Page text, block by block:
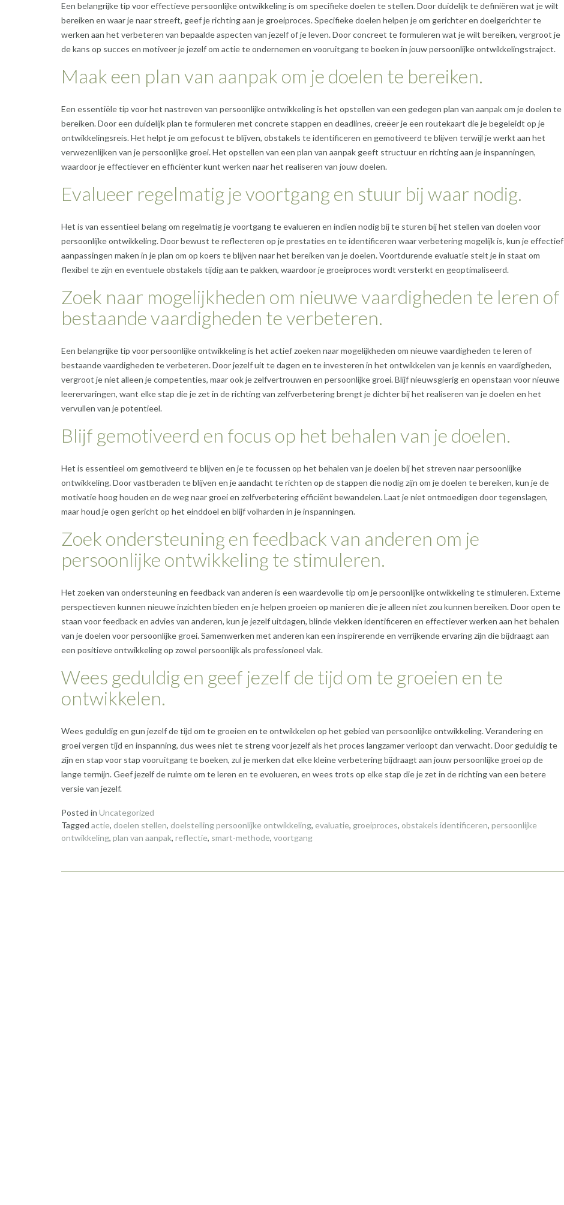
Een belangrijke tip voor effectieve persoonlijke ontwikkeling is om specifieke doelen te stellen. Door duidelijk te definiëren wat je wilt
bereiken en waar je naar streeft, geef je richting aan je groeiproces. Specifieke doelen helpen je om gerichter en doelgerichter te
werken aan het verbeteren van bepaalde aspecten van jezelf of je leven. Door concreet te formuleren wat je wilt bereiken, vergroot je
de kans op succes en motiveer je jezelf om actie te ondernemen en vooruitgang te boeken in jouw persoonlijke ontwikkelingstraject.
Maak een plan van aanpak om je doelen te bereiken.
Een essentiële tip voor het nastreven van persoonlijke ontwikkeling is het opstellen van een gedegen plan van aanpak om je doelen te
bereiken. Door een duidelijk plan te formuleren met concrete stappen en deadlines, creëer je een routekaart die je begeleidt op je
ontwikkelingsreis. Het helpt je om gefocust te blijven, obstakels te identificeren en gemotiveerd te blijven terwijl je werkt aan het
verwezenlijken van je persoonlijke groei. Het opstellen van een plan van aanpak geeft structuur en richting aan je inspanningen,
waardoor je effectiever en efficiënter kunt werken naar het realiseren van jouw doelen.
Evalueer regelmatig je voortgang en stuur bij waar nodig.
Het is van essentieel belang om regelmatig je voortgang te evalueren en indien nodig bij te sturen bij het stellen van doelen voor
persoonlijke ontwikkeling. Door bewust te reflecteren op je prestaties en te identificeren waar verbetering mogelijk is, kun je effectief
aanpassingen maken in je plan om op koers te blijven naar het bereiken van je doelen. Voortdurende evaluatie stelt je in staat om
flexibel te zijn en eventuele obstakels tijdig aan te pakken, waardoor je groeiproces wordt versterkt en geoptimaliseerd.
Zoek naar mogelijkheden om nieuwe vaardigheden te leren of
bestaande vaardigheden te verbeteren.
Een belangrijke tip voor persoonlijke ontwikkeling is het actief zoeken naar mogelijkheden om nieuwe vaardigheden te leren of
bestaande vaardigheden te verbeteren. Door jezelf uit te dagen en te investeren in het ontwikkelen van je kennis en vaardigheden,
vergroot je niet alleen je competenties, maar ook je zelfvertrouwen en persoonlijke groei. Blijf nieuwsgierig en openstaan voor nieuwe
leerervaringen, want elke stap die je zet in de richting van zelfverbetering brengt je dichter bij het realiseren van je doelen en het
vervullen van je potentieel.
Blijf gemotiveerd en focus op het behalen van je doelen.
Het is essentieel om gemotiveerd te blijven en je te focussen op het behalen van je doelen bij het streven naar persoonlijke
ontwikkeling. Door vastberaden te blijven en je aandacht te richten op de stappen die nodig zijn om je doelen te bereiken, kun je de
motivatie hoog houden en de weg naar groei en zelfverbetering efficiënt bewandelen. Laat je niet ontmoedigen door tegenslagen,
maar houd je ogen gericht op het einddoel en blijf volharden in je inspanningen.
Zoek ondersteuning en feedback van anderen om je
persoonlijke ontwikkeling te stimuleren.
Het zoeken van ondersteuning en feedback van anderen is een waardevolle tip om je persoonlijke ontwikkeling te stimuleren. Externe
perspectieven kunnen nieuwe inzichten bieden en je helpen groeien op manieren die je alleen niet zou kunnen bereiken. Door open te
staan voor feedback en advies van anderen, kun je jezelf uitdagen, blinde vlekken identificeren en effectiever werken aan het behalen
van je doelen voor persoonlijke groei. Samenwerken met anderen kan een inspirerende en verrijkende ervaring zijn die bijdraagt aan
een positieve ontwikkeling op zowel persoonlijk als professioneel vlak.
Wees geduldig en geef jezelf de tijd om te groeien en te
ontwikkelen.
Wees geduldig en gun jezelf de tijd om te groeien en te ontwikkelen op het gebied van persoonlijke ontwikkeling. Verandering en
groei vergen tijd en inspanning, dus wees niet te streng voor jezelf als het proces langzamer verloopt dan verwacht. Door geduldig te
zijn en stap voor stap vooruitgang te boeken, zul je merken dat elke kleine verbetering bijdraagt aan jouw persoonlijke groei op de
lange termijn. Geef jezelf de ruimte om te leren en te evolueren, en wees trots op elke stap die je zet in de richting van een betere
versie van jezelf.
Posted in Uncategorized
Tagged actie, doelen stellen, doelstelling persoonlijke ontwikkeling, evaluatie, groeiproces, obstakels identificeren, persoonlijke
ontwikkeling, plan van aanpak, reflectie, smart-methode, voortgang